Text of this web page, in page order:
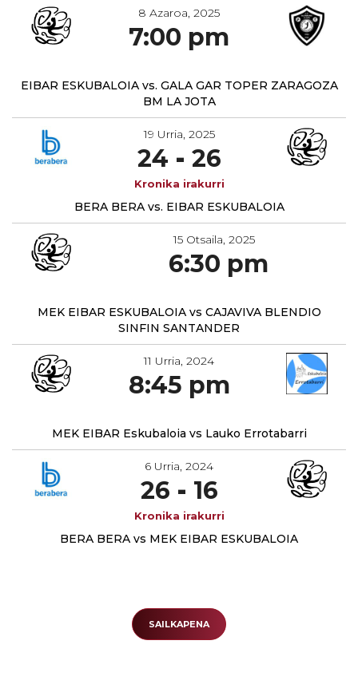
8 Azaroa, 2025
7:00 pm
EIBAR ESKUBALOIA vs. GALA GAR TOPER ZARAGOZA
BM LA JOTA
19 Urria, 2025
24 - 26
BERA BERA vs. EIBAR ESKUBALOIA
15 Otsaila, 2025
6:30 pm
MEK EIBAR ESKUBALOIA vs CAJAVIVA BLENDIO
SINFIN SANTANDER
11 Urria, 2024
8:45 pm
MEK EIBAR Eskubaloia vs Lauko Errotabarri
6 Urria, 2024
26 - 16
BERA BERA vs MEK EIBAR ESKUBALOIA
SAILKAPENA